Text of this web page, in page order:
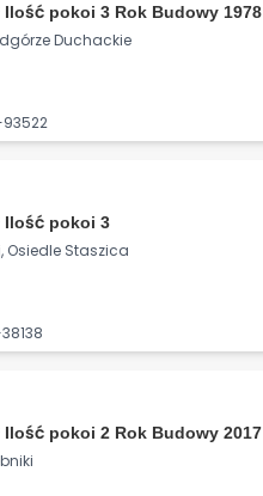
Ilość pokoi 3 Rok Budowy 1978
Duchackie
Ilość pokoi 3
Osiedle Staszica
Ilość pokoi 2 Rok Budowy 2017